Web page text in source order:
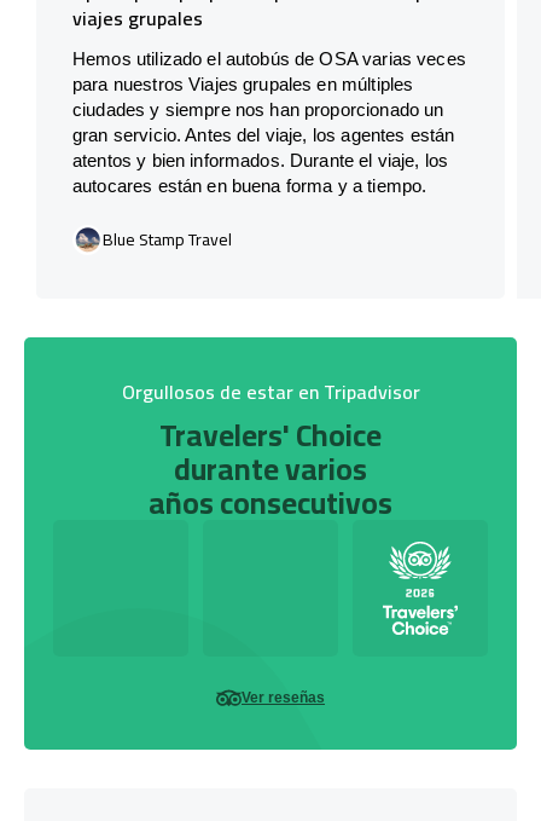
viajes grupales
Hemos utilizado el autobús de OSA varias veces
para nuestros Viajes grupales en múltiples
ciudades y siempre nos han proporcionado un
gran servicio. Antes del viaje, los agentes están
atentos y bien informados. Durante el viaje, los
autocares están en buena forma y a tiempo.
Blue Stamp Travel
Orgullosos de estar en Tripadvisor
Travelers' Choice
durante varios
años consecutivos
Ver reseñas